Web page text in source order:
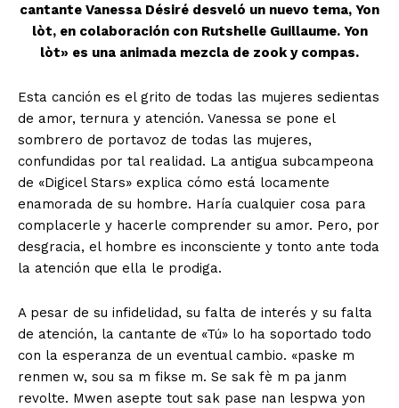
cantante Vanessa Désiré desveló un nuevo tema, Yon
lòt, en colaboración con Rutshelle Guillaume. Yon
lòt» es una animada mezcla de zook y compas.
Esta canción es el grito de todas las mujeres sedientas
de amor, ternura y atención. Vanessa se pone el
sombrero de portavoz de todas las mujeres,
confundidas por tal realidad. La antigua subcampeona
de «Digicel Stars» explica cómo está locamente
enamorada de su hombre. Haría cualquier cosa para
complacerle y hacerle comprender su amor. Pero, por
desgracia, el hombre es inconsciente y tonto ante toda
la atención que ella le prodiga.
A pesar de su infidelidad, su falta de interés y su falta
de atención, la cantante de «Tú» lo ha soportado todo
con la esperanza de un eventual cambio. «paske m
renmen w, sou sa m fikse m. Se sak fè m pa janm
revolte. Mwen asepte tout sak pase nan lespwa yon